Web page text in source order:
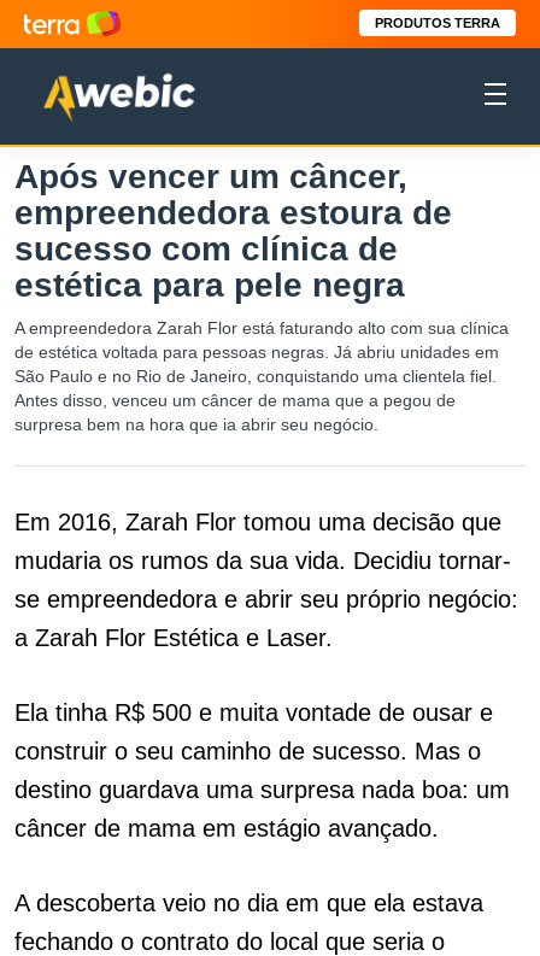
PRODUTOS TERRA
Após vencer um câncer,
empreendedora estoura de
sucesso com clínica de
estética para pele negra
A empreendedora Zarah Flor está faturando alto com sua clínica
de estética voltada para pessoas negras. Já abriu unidades em
São Paulo e no Rio de Janeiro, conquistando uma clientela fiel.
Antes disso, venceu um câncer de mama que a pegou de
surpresa bem na hora que ia abrir seu negócio.
Em 2016, Zarah Flor tomou uma decisão que
mudaria os rumos da sua vida. Decidiu tornar-
se empreendedora e abrir seu próprio negócio:
a Zarah Flor Estética e Laser.
Ela tinha R$ 500 e muita vontade de ousar e
construir o seu caminho de sucesso. Mas o
destino guardava uma surpresa nada boa: um
câncer de mama em estágio avançado.
A descoberta veio no dia em que ela estava
fechando o contrato do local que seria o